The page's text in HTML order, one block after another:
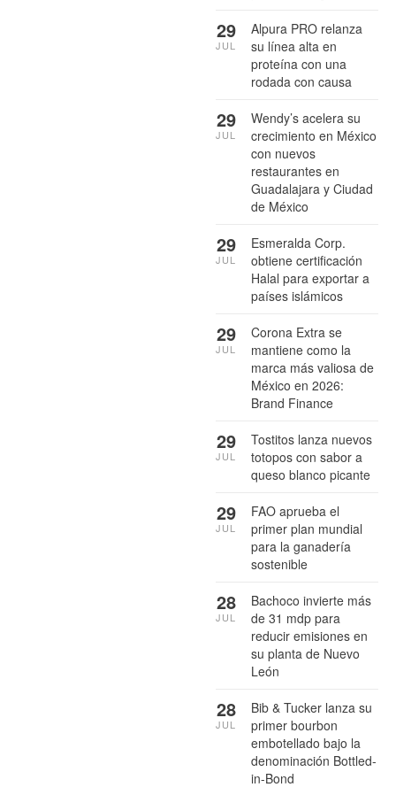
Alpura PRO relanza
su línea alta en
proteína con una
rodada con causa
29
JUL
Wendy’s acelera su
crecimiento en México
con nuevos
restaurantes en
Guadalajara y Ciudad
de México
29
JUL
Esmeralda Corp.
obtiene certificación
Halal para exportar a
países islámicos
29
JUL
Corona Extra se
mantiene como la
marca más valiosa de
México en 2026:
Brand Finance
29
JUL
Tostitos lanza nuevos
totopos con sabor a
queso blanco picante
29
JUL
FAO aprueba el
primer plan mundial
para la ganadería
sostenible
29
JUL
Bachoco invierte más
de 31 mdp para
reducir emisiones en
su planta de Nuevo
León
28
JUL
Bib & Tucker lanza su
primer bourbon
embotellado bajo la
denominación Bottled-
in-Bond
28
JUL